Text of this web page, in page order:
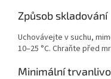
Způsob skladování
Uchovávejte v suchu,
10–25 °C. Chraňte před
Minimální